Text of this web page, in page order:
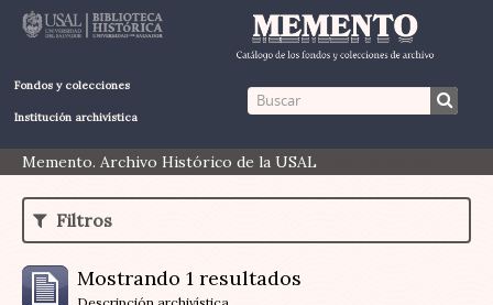
Fondos y colecciones
Institución archivística
Memento. Archivo Histórico de la USAL
Filtros
Mostrando 1 resultados